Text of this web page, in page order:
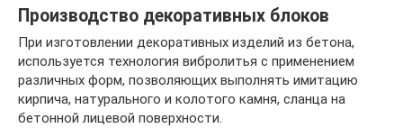
Производство декоративных блоков
При изготовлении декоративных изделий из бетона,
используется технология вибролитья с применением
различных форм, позволяющих выполнять имитацию
кирпича, натурального и колотого камня, сланца на
бетонной лицевой поверхности.